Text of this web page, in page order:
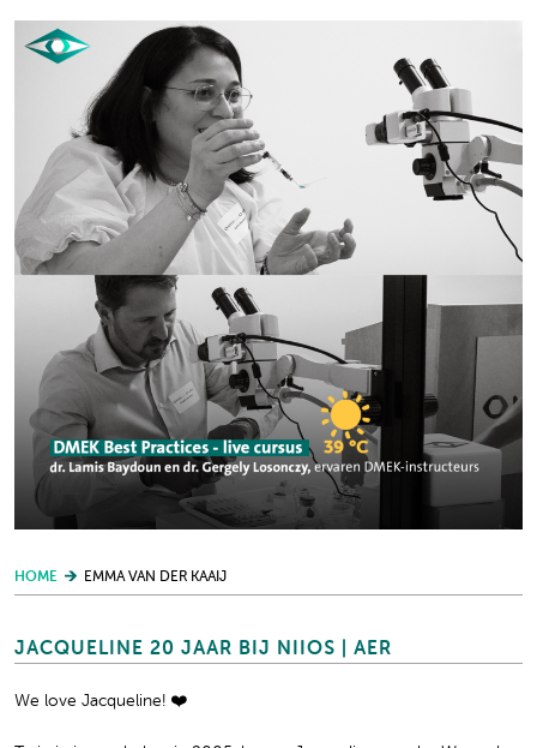
HOME EMMA VAN DER KAAIJ
JACQUELINE 20 JAAR BIJ NIIOS | AER
We love Jacqueline! ❤️